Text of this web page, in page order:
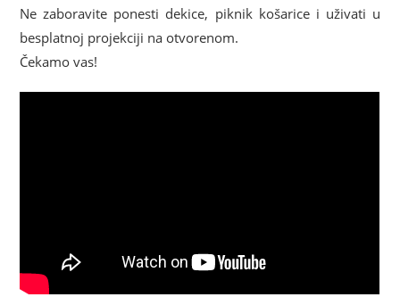
Ne zaboravite ponesti dekice, piknik košarice i uživati u
besplatnoj projekciji na otvorenom.
Čekamo vas!